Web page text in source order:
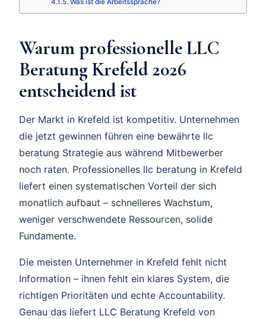
Was ist die Arbeitssprache?
Warum professionelle LLC
Beratung Krefeld 2026
entscheidend ist
Der Markt in Krefeld ist kompetitiv. Unternehmen
die jetzt gewinnen führen eine bewährte llc
beratung Strategie aus während Mitbewerber
noch raten. Professionelles llc beratung in Krefeld
liefert einen systematischen Vorteil der sich
monatlich aufbaut – schnelleres Wachstum,
weniger verschwendete Ressourcen, solide
Fundamente.
Die meisten Unternehmer in Krefeld fehlt nicht
Information – ihnen fehlt ein klares System, die
richtigen Prioritäten und echte Accountability.
Genau das liefert LLC Beratung Krefeld von